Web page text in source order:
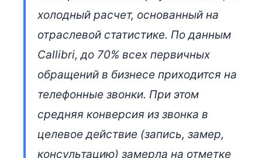
холодный расчет, основанный на
отраслевой статистике. По данным
Callibri, до 70% всех первичных
обращений в бизнесе приходится на
телефонные звонки. При этом
средняя конверсия из звонка в
целевое действие (запись, замер,
консультацию) замерла на отметке